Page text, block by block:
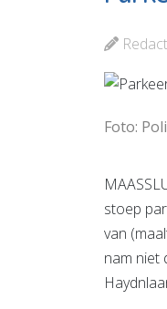
Foto:
stoep
van
nam niet